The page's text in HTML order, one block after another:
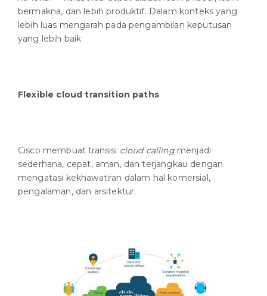
bermakna, dan lebih produktif. Dalam konteks yang
lebih luas mengarah pada pengambilan keputusan
yang lebih baik
Flexible cloud transition paths
Cisco membuat transisi cloud callingmenjadi
sederhana, cepat, aman, dan terjangkau dengan
mengatasi kekhawatiran dalam hal komersial,
pengalaman, dan arsitektur.